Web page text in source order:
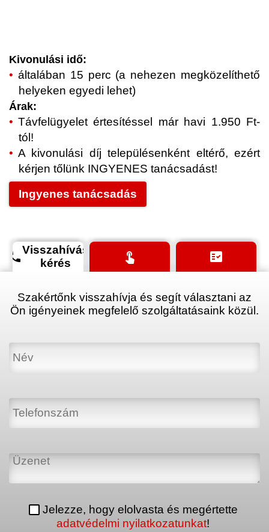
Kivonulási idő:
általában 15 perc (a nehezen megközelíthető
helyeken egyedi lehet)
Árak:
Távfelügyelet értesítéssel már havi 1.950 Ft-
tól!
A kivonulási díj településenként eltérő, ezért
kérjen tőlünk INGYENES tanácsadást!
Ingyenes tanácsadás
phoneVisszahívás
kérés
touch_app fact_check
Szakértőnk visszahívja és segít választani az
Ön igényeinek megfelelő szolgáltatásaink közül.
Jelezze, hogy elolvasta és megértette
adatvédelmi nyilatkozatunkat!